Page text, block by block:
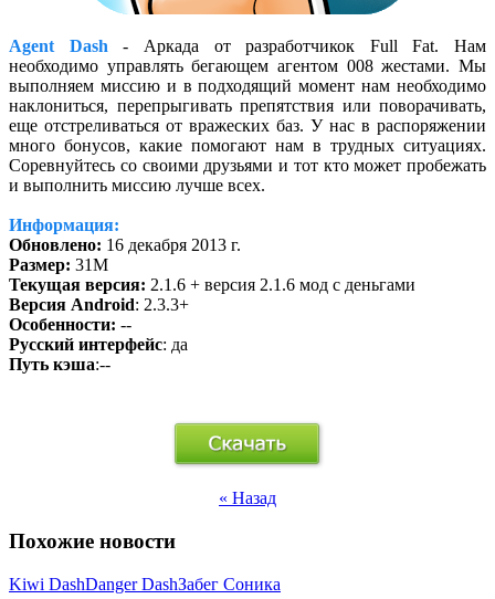
Agent Dash- Аркада от разработчикок Full Fat. Нам
необходимо управлять бегающем агентом 008 жестами. Мы
выполняем миссию и в подходящий момент нам необходимо
наклониться, перепрыгивать препятствия или поворачивать,
еще отстреливаться от вражеских баз. У нас в распоряжении
много бонусов, какие помогают нам в трудных ситуациях.
Соревнуйтесь со своими друзьями и тот кто может пробежать
и выполнить миссию лучше всех.
Информация:
Обновлено: 16 декабря 2013 г.
Размер: 31M
Текущая версия: 2.1.6 + версия 2.1.6 мод с деньгами
Версия Android: 2.3.3+
Особенности: --
Русский интерфейс: да
Путь кэша:--
« Назад
Похожие новости
Kiwi DashDanger DashЗабег Соника